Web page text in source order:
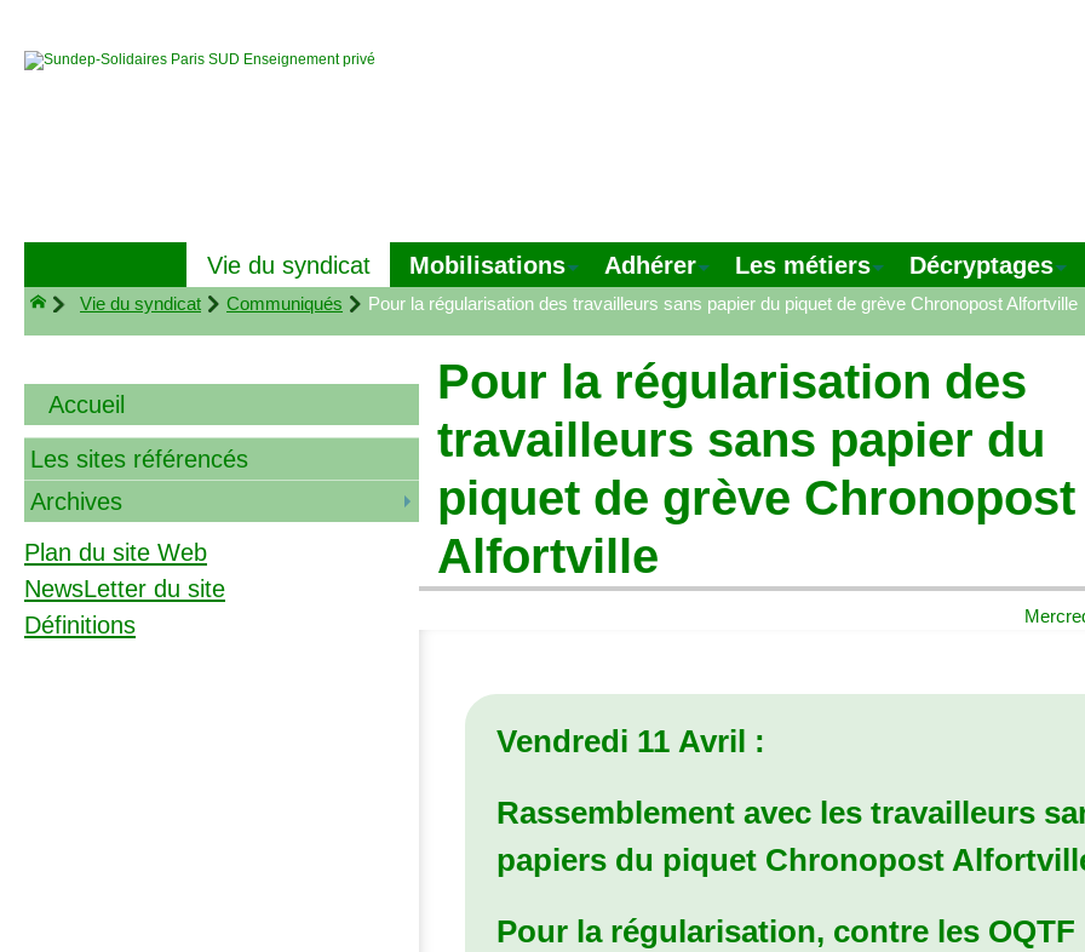
Vie du syndicat Mobilisations Adhérer Les métiers Décryptages
Vie du syndicat Communiqués Pour la régularisation des travailleurs sans papier du piquet de grève Chronopost Alfortville
Pour la régularisation des
travailleurs sans papier du
piquet de grève Chronopost
Alfortville
Vendredi 11 Avril :
Rassemblement avec les travailleurs
papiers du piquet Chronopost
Pour la régularisation, contre les OQTF
Accueil
Les sites référencés
Archives
Plan du site Web
NewsLetter du site
Définitions